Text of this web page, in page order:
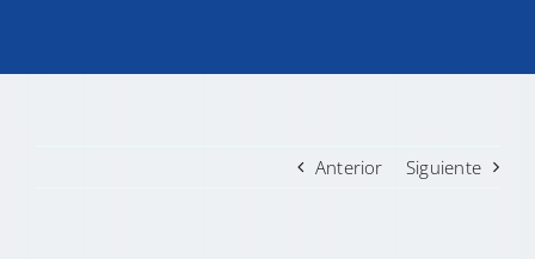
TRANSPARENCIA
Anterior Siguiente